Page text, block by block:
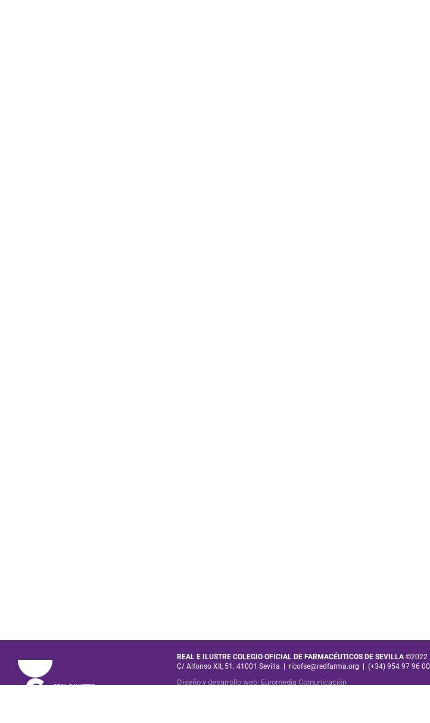
REAL E ILUSTRE COLEGIO OFICIAL DE FARMACÉUTICOS DE SEVILLA ©2022
C/ Alfonso XII, 51. 41001 Sevilla |ricofse@redfarma.org |(+34) 954 97 96 00
Diseño y desarrollo web: Euromedia Comunicación